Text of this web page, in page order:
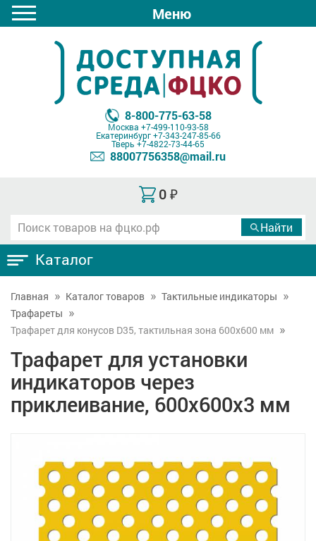
Меню
8-800-775-63-58
Москва +7-499-110-93-58
Екатеринбург+7-343-247-85-66
Тверь +7-4822-73-44-65
88007756358@mail.ru
0 ₽
Каталог
Главная Каталог товаров
Тактильные индикаторы
Трафареты
Трафарет для конусов D35, тактильная зона 600х600 мм
Трафарет для установки
индикаторов через
приклеивание, 600x600x3 мм